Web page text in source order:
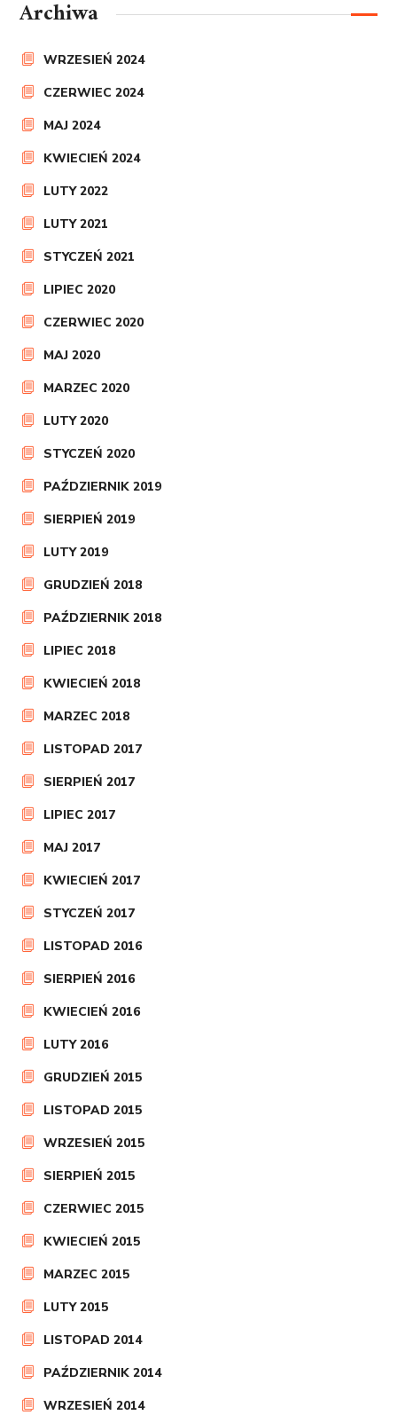
Archiwa
WRZESIEŃ 2024
CZERWIEC 2024
MAJ 2024
KWIECIEŃ 2024
LUTY 2022
LUTY 2021
STYCZEŃ 2021
LIPIEC 2020
CZERWIEC 2020
MAJ 2020
MARZEC 2020
LUTY 2020
STYCZEŃ 2020
PAŹDZIERNIK 2019
SIERPIEŃ 2019
LUTY 2019
GRUDZIEŃ 2018
PAŹDZIERNIK 2018
LIPIEC 2018
KWIECIEŃ 2018
MARZEC 2018
LISTOPAD 2017
SIERPIEŃ 2017
LIPIEC 2017
MAJ 2017
KWIECIEŃ 2017
STYCZEŃ 2017
LISTOPAD 2016
SIERPIEŃ 2016
KWIECIEŃ 2016
LUTY 2016
GRUDZIEŃ 2015
LISTOPAD 2015
WRZESIEŃ 2015
SIERPIEŃ 2015
CZERWIEC 2015
KWIECIEŃ 2015
MARZEC 2015
LUTY 2015
LISTOPAD 2014
PAŹDZIERNIK 2014
WRZESIEŃ 2014